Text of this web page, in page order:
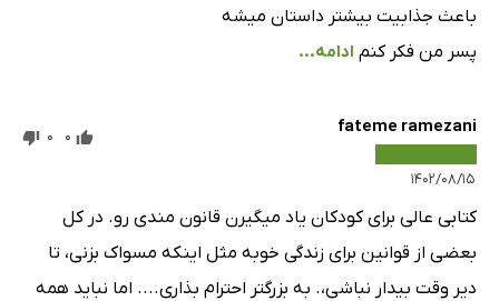
باعث جذابیت بیشتر داستان میشه
پسر من فکر کنم ادامه...
fateme ramezani
۱۴۰۲/۰۸/۱۵
0
0
کتابی عالی برای کودکان یاد میگیرن قانون مندی رو. در کل
بعضی از قوانین برای زندگی خوبه مثل اینکه مسواک بزنی، تا
دیر وقت بیدار نباشی،. به بزرگتر احترام بذاری.... اما نباید همه